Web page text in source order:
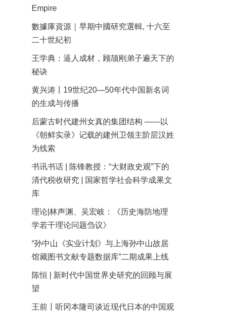
Empire
數據庫資源｜早期中國研究選輯, 十六至
二十世紀初
王学典：逼人成材，顾颉刚弟子遍天下的
秘诀
黄兴涛丨19世纪20—50年代中国新名词
的生成与传播
后蒙古时代建州女真的集团结构 ——以
《朝鲜实录》记载的建州卫领主阶层汉姓
为线索
书讯书话 | 陈锋教授：“大财政史观”下的
清代税收研究 | 国家哲学社会科学成果文
库
理论|林声渊、吴宏岐：《历史海防地理
学若干理论问题刍议》
“孙中山《实业计划》与上海孙中山故居
馆藏图书文献专题数据库”二期成果上线
陈恒 | 新时代中国世界史研究的回顾与展
望
王前丨听冈本隆司谈近现代日本的中国观